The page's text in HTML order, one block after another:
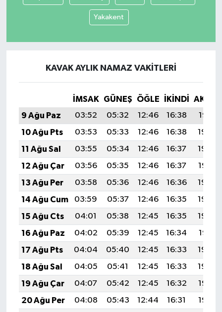
Yakakent
KAVAK AYLIK NAMAZ VAKITLERI
İMSAK GÜNEŞ ÖĞLE İKINDI
9 Ağu Paz
03:52 05:32 12:46 16:38
19:51
10 Ağu Pts
03:53 05:33 12:46 16:38
19:49
11 Ağu Sal
03:55 05:34 12:46 16:37
19:48
12 Ağu Çar
03:56 05:35 12:46 16:37
19:47
13 Ağu Per
03:58 05:36 12:46 16:36
19:46
14 Ağu Cum
03:59 05:37 12:46 16:35
19:44
15 Ağu Cts
04:01 05:38 12:45 16:35
19:43
16 Ağu Paz
04:02 05:39 12:45 16:34
19:41
17 Ağu Pts
04:04 05:40 12:45 16:33
19:40
18 Ağu Sal
04:05 05:41 12:45 16:33
19:39
19 Ağu Çar
04:07 05:42 12:45 16:32
19:37
20 Ağu Per
04:08 05:43 12:44 16:31
19:36